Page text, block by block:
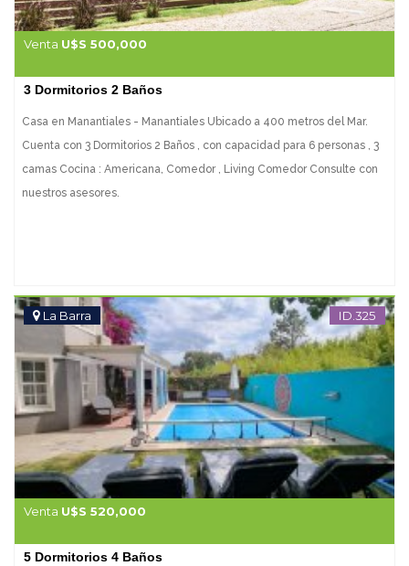
Venta U$S 500,000
3 Dormitorios 2 Baños
Casa en Manantiales - Manantiales Ubicado a 400 metros del Mar.
Cuenta con 3 Dormitorios 2 Baños , con capacidad para 6 personas , 3
camas Cocina : Americana, Comedor , Living Comedor Consulte con
nuestros asesores.
La Barra ID.325
Venta U$S 520,000
5 Dormitorios 4 Baños